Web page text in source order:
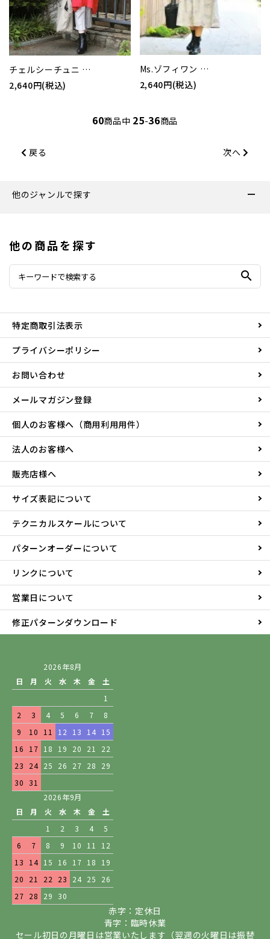
チェルシーチュニ …
2,640円(税込)
Ms.ゾフィワン …
2,640円(税込)
60商品中 25-36商品
戻る 次へ
他のジャンルで探す
他の商品を探す
search
特定商取引法表示
プライバシーポリシー
お問い合わせ
メールマガジン登録
個人のお客様へ（商用利用用件）
法人のお客様へ
販売店様へ
サイズ表記について
テクニカルスケールについて
パターンオーダーについて
リンクについて
営業日について
修正パターンダウンロード
2026年8月
日
月 火 水 木 金
土
1
2
3 4 5 6 7
8
9
10 11 12 13 14 15
16
17 18 19 20 21
22
23
24 25 26 27 28
29
30
31
2026年9月
日
月 火 水 木 金
土
1
2 3 4
5
6
7 8 9 10 11
12
13
14 15 16 17 18
19
20
21 22 23 24 25
26
27 28 29 30
赤字：定休日
青字：臨時休業
セール初日の月曜日は営業いたします（翌週の火曜日は振替